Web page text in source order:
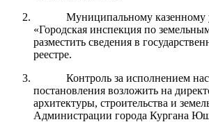
Муниципальному
«Городская инспекция по
разместить сведения в
реестре.
Контроль за исполнением
постановления возложить на
архитектуры, строительства и
Администрации города Кургана